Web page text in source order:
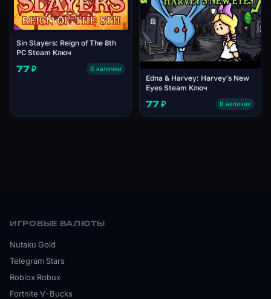
Sin Slayers: Reign of The 8th
PC Steam Ключ
77 ₽ В наличии
Edna & Harvey: Harvey's New
Eyes Steam Ключ
77 ₽ В наличии
ИГРОВЫЕ ВАЛЮТЫ
Nutaku Gold
Telegram Stars
Roblox Robux
Fortnite V-Bucks